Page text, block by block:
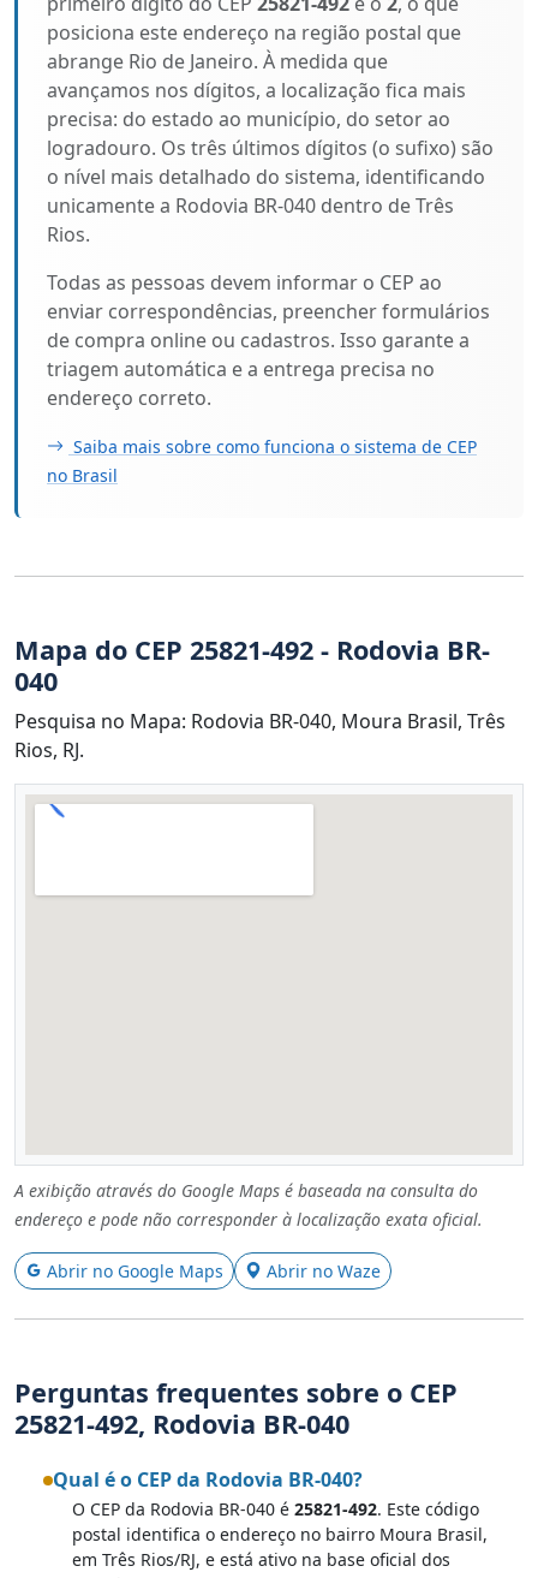
posiciona este endereço na região postal que
abrange Rio de Janeiro. À medida que
avançamos nos dígitos, a localização fica mais
precisa: do estado ao município, do setor ao
logradouro. Os três últimos dígitos (o sufixo) são
o nível mais detalhado do sistema, identificando
unicamente a Rodovia BR-040 dentro de Três
Rios.
Todas as pessoas devem informar o CEP ao
enviar correspondências, preencher formulários
de compra online ou cadastros. Isso garante a
triagem automática e a entrega precisa no
endereço correto.
Saiba mais sobre como funciona o sistema de CEP
no Brasil
Mapa do CEP 25821-492 - Rodovia BR-
040
Pesquisa no Mapa: Rodovia BR-040, Moura Brasil, Três
Rios, RJ.
A exibição através do Google Maps é baseada na consulta do
endereço e pode não corresponder à localização exata oficial.
Abrir no Google Maps Abrir no Waze
Perguntas frequentes sobre o CEP
25821-492, Rodovia BR-040
Qual é o CEP da Rodovia BR-040?
O CEP da Rodovia BR-040 é 25821-492. Este código
postal identifica o endereço no bairro Moura Brasil,
em Três Rios/RJ, e está ativo na base oficial dos